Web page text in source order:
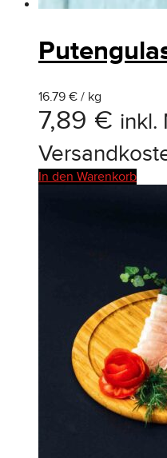
16.79 € / kg
7,89 € inkl.
In den Warenkorb